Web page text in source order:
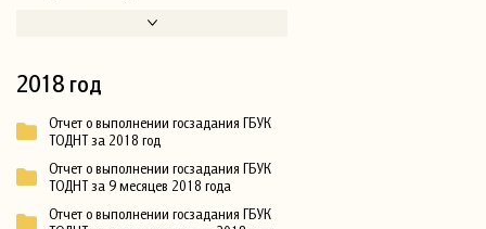
2018 год
Отчет о выполнении госзадания ГБУК
ТОДНТ за 2018 год
Отчет о выполнении госзадания ГБУК
ТОДНТ за 9 месяцев 2018 года
Отчет о выполнении госзадания ГБУК